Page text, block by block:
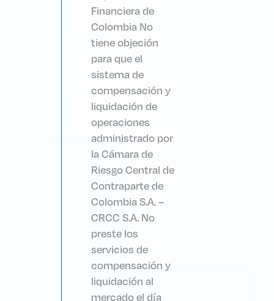
Financiera de
Colombia No
tiene objeción
para que el
sistema de
compensación y
liquidación de
operaciones
administrado por
la Cámara de
Riesgo Central de
Contraparte de
Colombia S.A. –
CRCC S.A. No
preste los
servicios de
compensación y
liquidación al
mercado el día